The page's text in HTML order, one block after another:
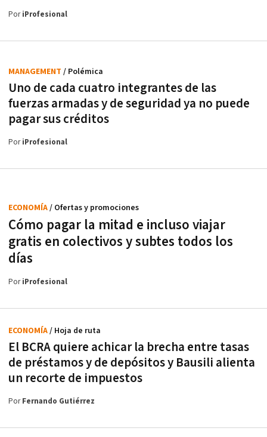
PoriProfesional
Uno de cada cuatro integrantes de las
fuerzas armadas y de seguridad ya no puede
pagar sus créditos
MANAGEMENT / Polémica
PoriProfesional
Cómo pagar la mitad e incluso viajar
gratis en colectivos y subtes todos los
días
ECONOMÍA/ Ofertas y promociones
PoriProfesional
El BCRA quiere achicar la brecha entre tasas
de préstamos y de depósitos y Bausili alienta
un recorte de impuestos
ECONOMÍA/ Hoja de ruta
PorFernando Gutiérrez